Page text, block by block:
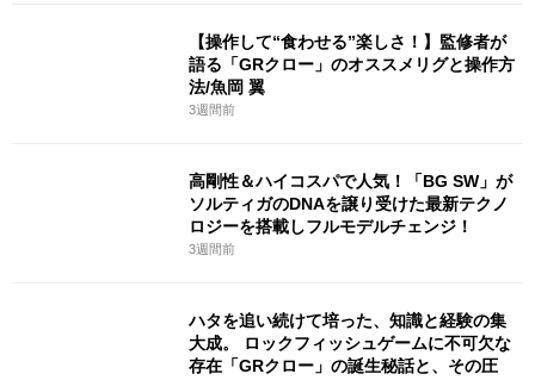
【操作して“食わせる”楽しさ！】監修者が
語る「GRクロー」のオススメリグと操作方
法/魚岡 翼
3週間前
高剛性＆ハイコスパで人気！「BG SW」が
ソルティガのDNAを譲り受けた最新テクノ
ロジーを搭載しフルモデルチェンジ！
3週間前
ハタを追い続けて培った、知識と経験の集
大成。 ロックフィッシュゲームに不可欠な
存在「GRクロー」の誕生秘話と、その圧